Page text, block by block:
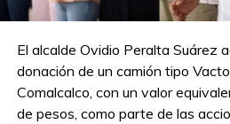
El alcalde Ovidio Peralta Suárez
donación de un camión tipo
Comalcalco, con un valor
de pesos, como parte de las